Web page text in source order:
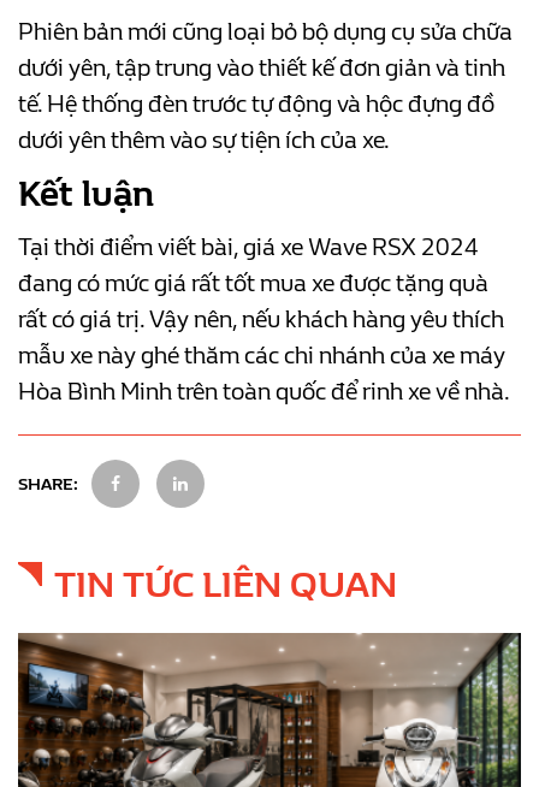
Phiên bản mới cũng loại bỏ bộ dụng cụ sửa chữa
dưới yên, tập trung vào thiết kế đơn giản và tinh
tế. Hệ thống đèn trước tự động và hộc đựng đồ
dưới yên thêm vào sự tiện ích của xe.
Kết luận
Tại thời điểm viết bài, giá xe Wave RSX 2024
đang có mức giá rất tốt mua xe được tặng quà
rất có giá trị. Vậy nên, nếu khách hàng yêu thích
mẫu xe này ghé thăm các chi nhánh của xe máy
Hòa Bình Minh trên toàn quốc để rinh xe về nhà.
SHARE:
TIN TỨC LIÊN QUAN